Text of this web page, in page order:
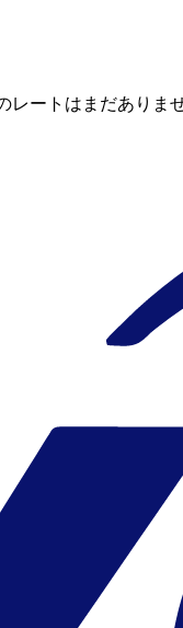
ートはまだありま